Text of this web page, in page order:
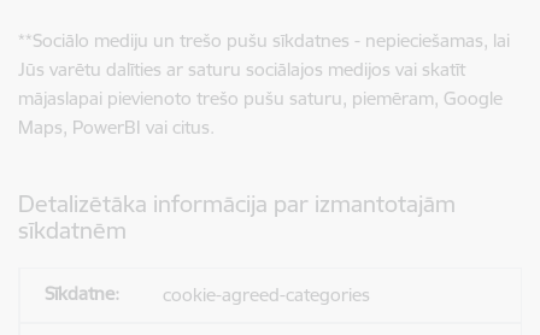
**Sociālo mediju un trešo pušu sīkdatnes - nepieciešamas, lai
Jūs varētu dalīties ar saturu sociālajos medijos vai skatīt
mājaslapai pievienoto trešo pušu saturu, piemēram, Google
Maps, PowerBI vai citus.
Detalizētāka informācija par izmantotajām
sīkdatnēm
cookie-agreed-categories